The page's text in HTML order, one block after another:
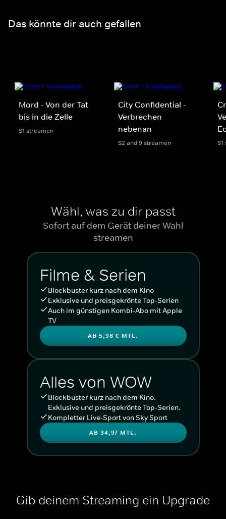
Das könnte dir auch gefallen
Mord - Von der Tat
bis in die Zelle
S1 streamen
City Confidential -
Verbrechen
nebenan
S2 and 9 streamen
Wähl, was zu dir passt
Sofort auf dem Gerät deiner Wahl
streamen
Filme & Serien
Blockbuster kurz nach dem Kino
Exklusive und preisgekrönte Top-Serien
Auch im günstigen Kombi-Abo mit Apple
TV
AB 5,98 € MTL.
Alles von WOW
Blockbuster kurz nach dem Kino.
Exklusive und preisgekrönte Top-Serien.
Kompletter Live-Sport von Sky Sport
AB 34,97 MTL.
Gib deinem Streaming ein Upgrade